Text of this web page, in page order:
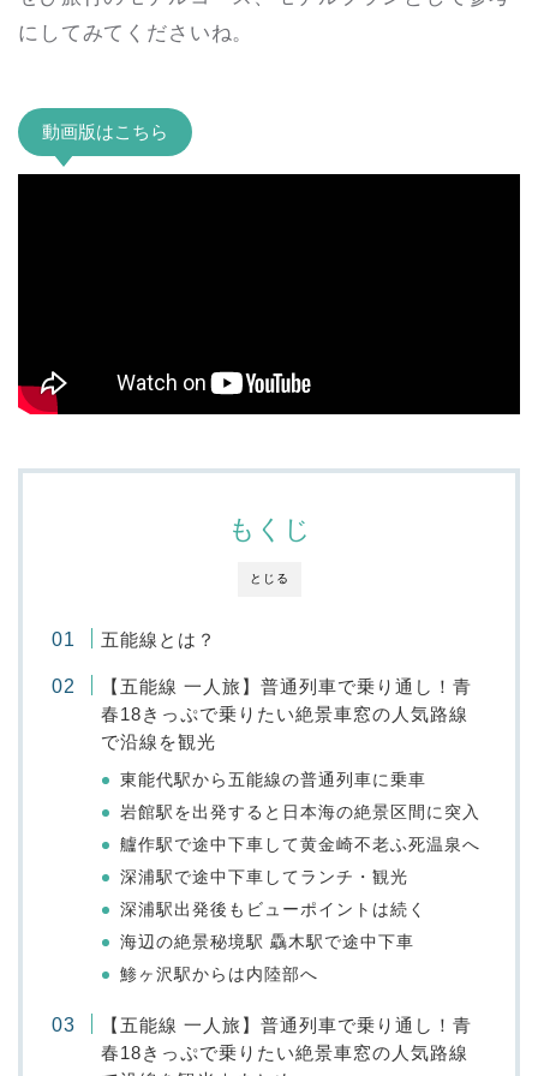
にしてみてくださいね。
動画版はこちら
とじる
もくじ
五能線とは？
【五能線 一人旅】普通列車で乗り通し！青
春18きっぷで乗りたい絶景車窓の人気路線
で沿線を観光
東能代駅から五能線の普通列車に乗車
岩館駅を出発すると日本海の絶景区間に突入
艫作駅で途中下車して黄金崎不老ふ死温泉へ
深浦駅で途中下車してランチ・観光
深浦駅出発後もビューポイントは続く
海辺の絶景秘境駅 驫木駅で途中下車
鯵ヶ沢駅からは内陸部へ
【五能線 一人旅】普通列車で乗り通し！青
春18きっぷで乗りたい絶景車窓の人気路線